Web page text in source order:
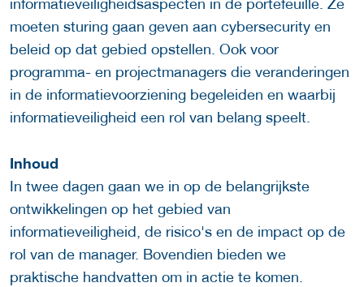
informatieveiligheidsaspecten in de portefeuille. Ze
moeten sturing gaan geven aan cybersecurity en
beleid op dat gebied opstellen. Ook voor
programma- en projectmanagers die veranderingen
in de informatievoorziening begeleiden en waarbij
informatieveiligheid een rol van belang speelt.
Inhoud
In twee dagen gaan we in op de belangrijkste
ontwikkelingen op het gebied van
informatieveiligheid, de risico's en de impact op de
rol van de manager. Bovendien bieden we
praktische handvatten om in actie te komen.